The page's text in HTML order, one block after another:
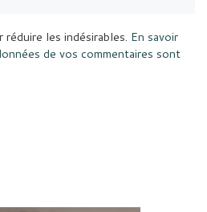
les indésirables. En savoir
de vos commentaires sont